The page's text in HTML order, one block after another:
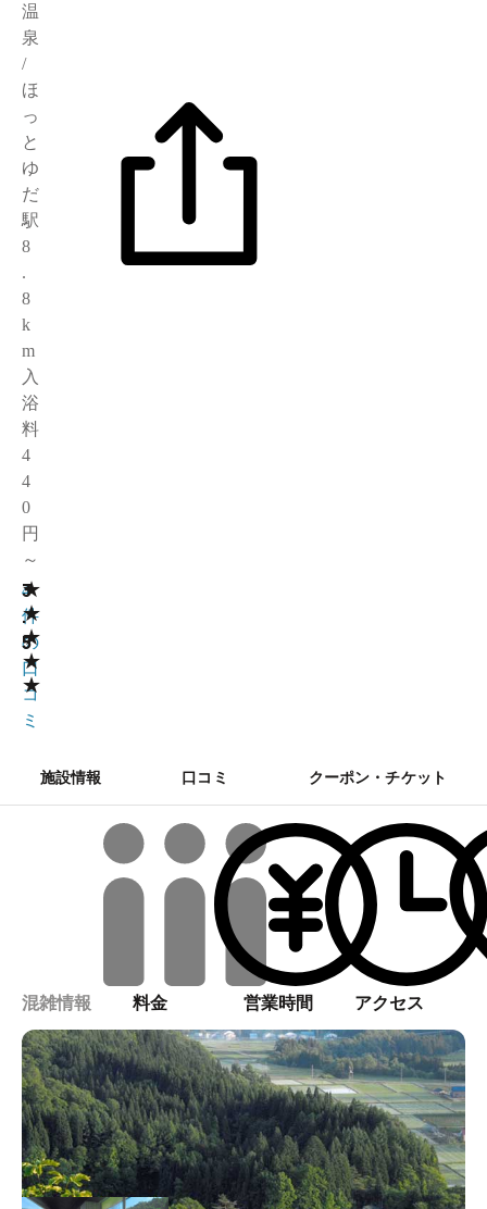
温
泉
/
ほ
っ
と
ゆ
だ
駅
8
.
8
k
m
入
浴
料
4
4
0
円
～
★
★
★
★
★
3
.
5
4
件
の
口
コ
ミ
施設情報 口コミ クーポン・チケット
混雑情報 料金 営業時間 アクセス